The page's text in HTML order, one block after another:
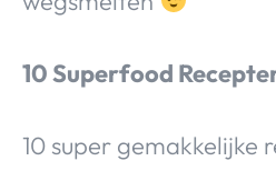
10 Superfood
10 super gemakkelijke